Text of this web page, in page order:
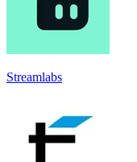
Streamlabs